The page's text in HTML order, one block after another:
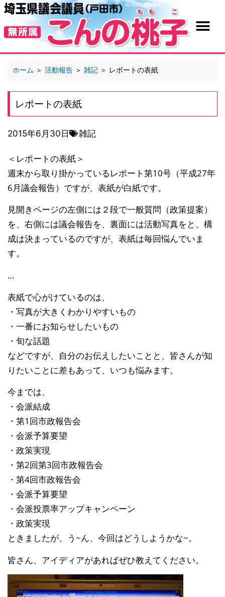
ホーム ＞ 活動報告 ＞ 雑記 ＞ レポートの表紙
レポートの表紙
2015年6月30日 雑記
＜レポートの表紙＞
週末から取り掛かっているレポート第10号（平成27年
6月議会報告）ですが、表紙が白紙です。
見開きページの左側には２段で一般質問（政策提案）
を、右側には議会報告を、裏面には活動写真をと、構
成は決まっているのですが、表紙は毎回悩んでいま
す。
…
表紙で心がけているのは、
・写真が大きくわかりやすいもの
・一番にお知らせしたいもの
・旬な話題
などですが、自分のお伝えしたいことと、皆さんが知
りたいことに差もあって、いつも悩みます。
今までは、
・会派結成
・第1回市政報告会
・会派予算要望
・政策実現
・第2回第3回市政報告会
・第4回市政報告会
・会派予算要望
・会派投票率アップキャンペーン
・政策実現
ときましたが、う~ん、今回はどうしようかな~。
皆さん、アイディアがあればぜひ教えてください。